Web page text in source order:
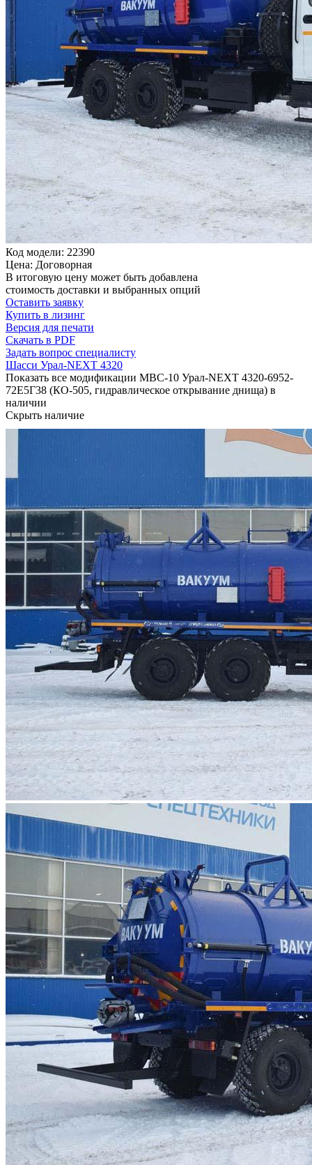
Код модели: 22390
Цена: Договорная
В итоговую цену может быть добавлена
стоимость доставки и выбранных опций
Оставить заявку
Купить в лизинг
Версия для печати
Скачать в PDF
Задать вопрос специалисту
Шасси Урал-NEXT 4320
Показать все модификации МВС-10 Урал-NEXT 4320-6952-
72Е5Г38 (КО-505, гидравлическое открывание днища) в
наличии
Скрыть наличие